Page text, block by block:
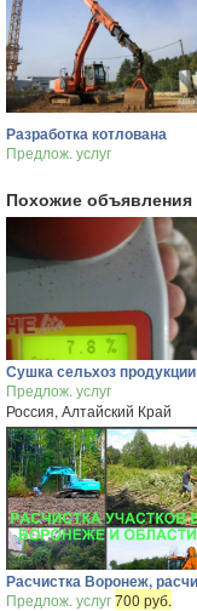
Разработка котлована
Предлож. услуг
Похожие объявления
Сушка сельхоз продукции
Предлож. услуг
Россия, Алтайский Край
Расчистка Воронеж,
Предлож. услуг700 руб.